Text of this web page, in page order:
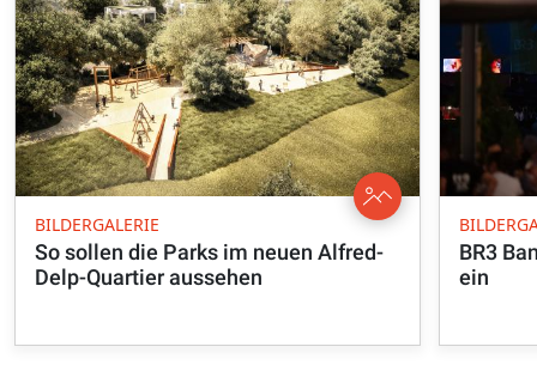
BILDERGALERIE
So sollen die Parks im neuen Alfred-
Delp-Quartier aussehen
BR3
ein